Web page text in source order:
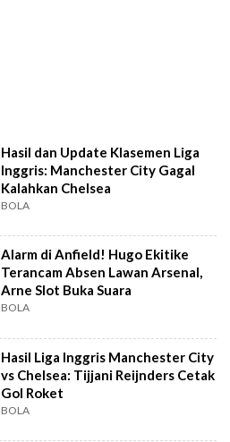
Hasil dan Update Klasemen Liga
Inggris: Manchester City Gagal
Kalahkan Chelsea
BOLA
Alarm di Anfield! Hugo Ekitike
Terancam Absen Lawan Arsenal,
Arne Slot Buka Suara
BOLA
Hasil Liga Inggris Manchester City
vs Chelsea: Tijjani Reijnders Cetak
Gol Roket
BOLA